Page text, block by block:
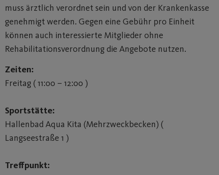
muss ärztlich verordnet sein und von der Krankenkasse
genehmigt werden. Gegen eine Gebühr pro Einheit
können auch interessierte Mitglieder ohne
Rehabilitationsverordnung die Angebote nutzen.
Zeiten:
Freitag ( 11:00 – 12:00 )
Sportstätte:
Hallenbad Aqua Kita (Mehrzweckbecken) (
Langseestraße 1 )
Treffpunkt: